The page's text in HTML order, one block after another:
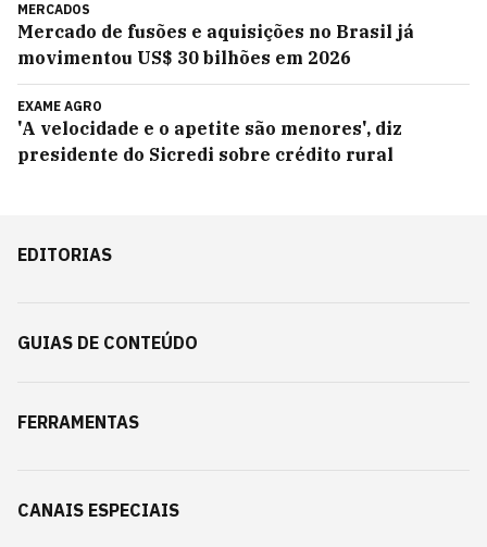
MERCADOS
Mercado de fusões e aquisições no Brasil já
movimentou US$ 30 bilhões em 2026
EXAME AGRO
'A velocidade e o apetite são menores', diz
presidente do Sicredi sobre crédito rural
EDITORIAS
GUIAS DE CONTEÚDO
FERRAMENTAS
CANAIS ESPECIAIS